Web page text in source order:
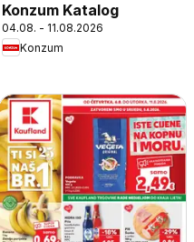
Konzum Katalog
04.08. - 11.08.2026
Konzum